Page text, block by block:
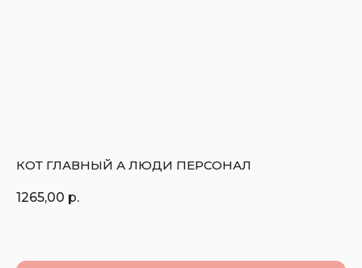
КОТ ГЛАВНЫЙ А ЛЮДИ ПЕРСОНАЛ
1265,00 р.